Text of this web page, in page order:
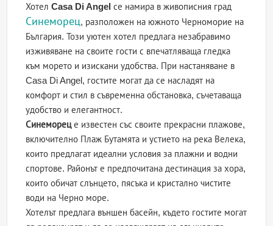
ХотелCasa Di Angel се намира в живописния град
Синеморец, разположен на южното Черноморие на
България. Този уютен хотел предлага незабравимо
изживяване на своите гости с впечатляваща гледка
към морето и изискани удобства. При настаняване в
Casa Di Angel, гостите могат да се насладят на
комфорт и стил в съвременна обстановка, съчетаваща
удобство и елегантност.
Синемореце известен със своите прекрасни плажове,
включително Плаж Бутамята и устието на река Велека,
които предлагат идеални условия за плажни и водни
спортове. Районът е предпочитана дестинация за хора,
които обичат слънцето, пясъка и кристално чистите
води на Черно море.
Хотелът предлага външен басейн, където гостите могат